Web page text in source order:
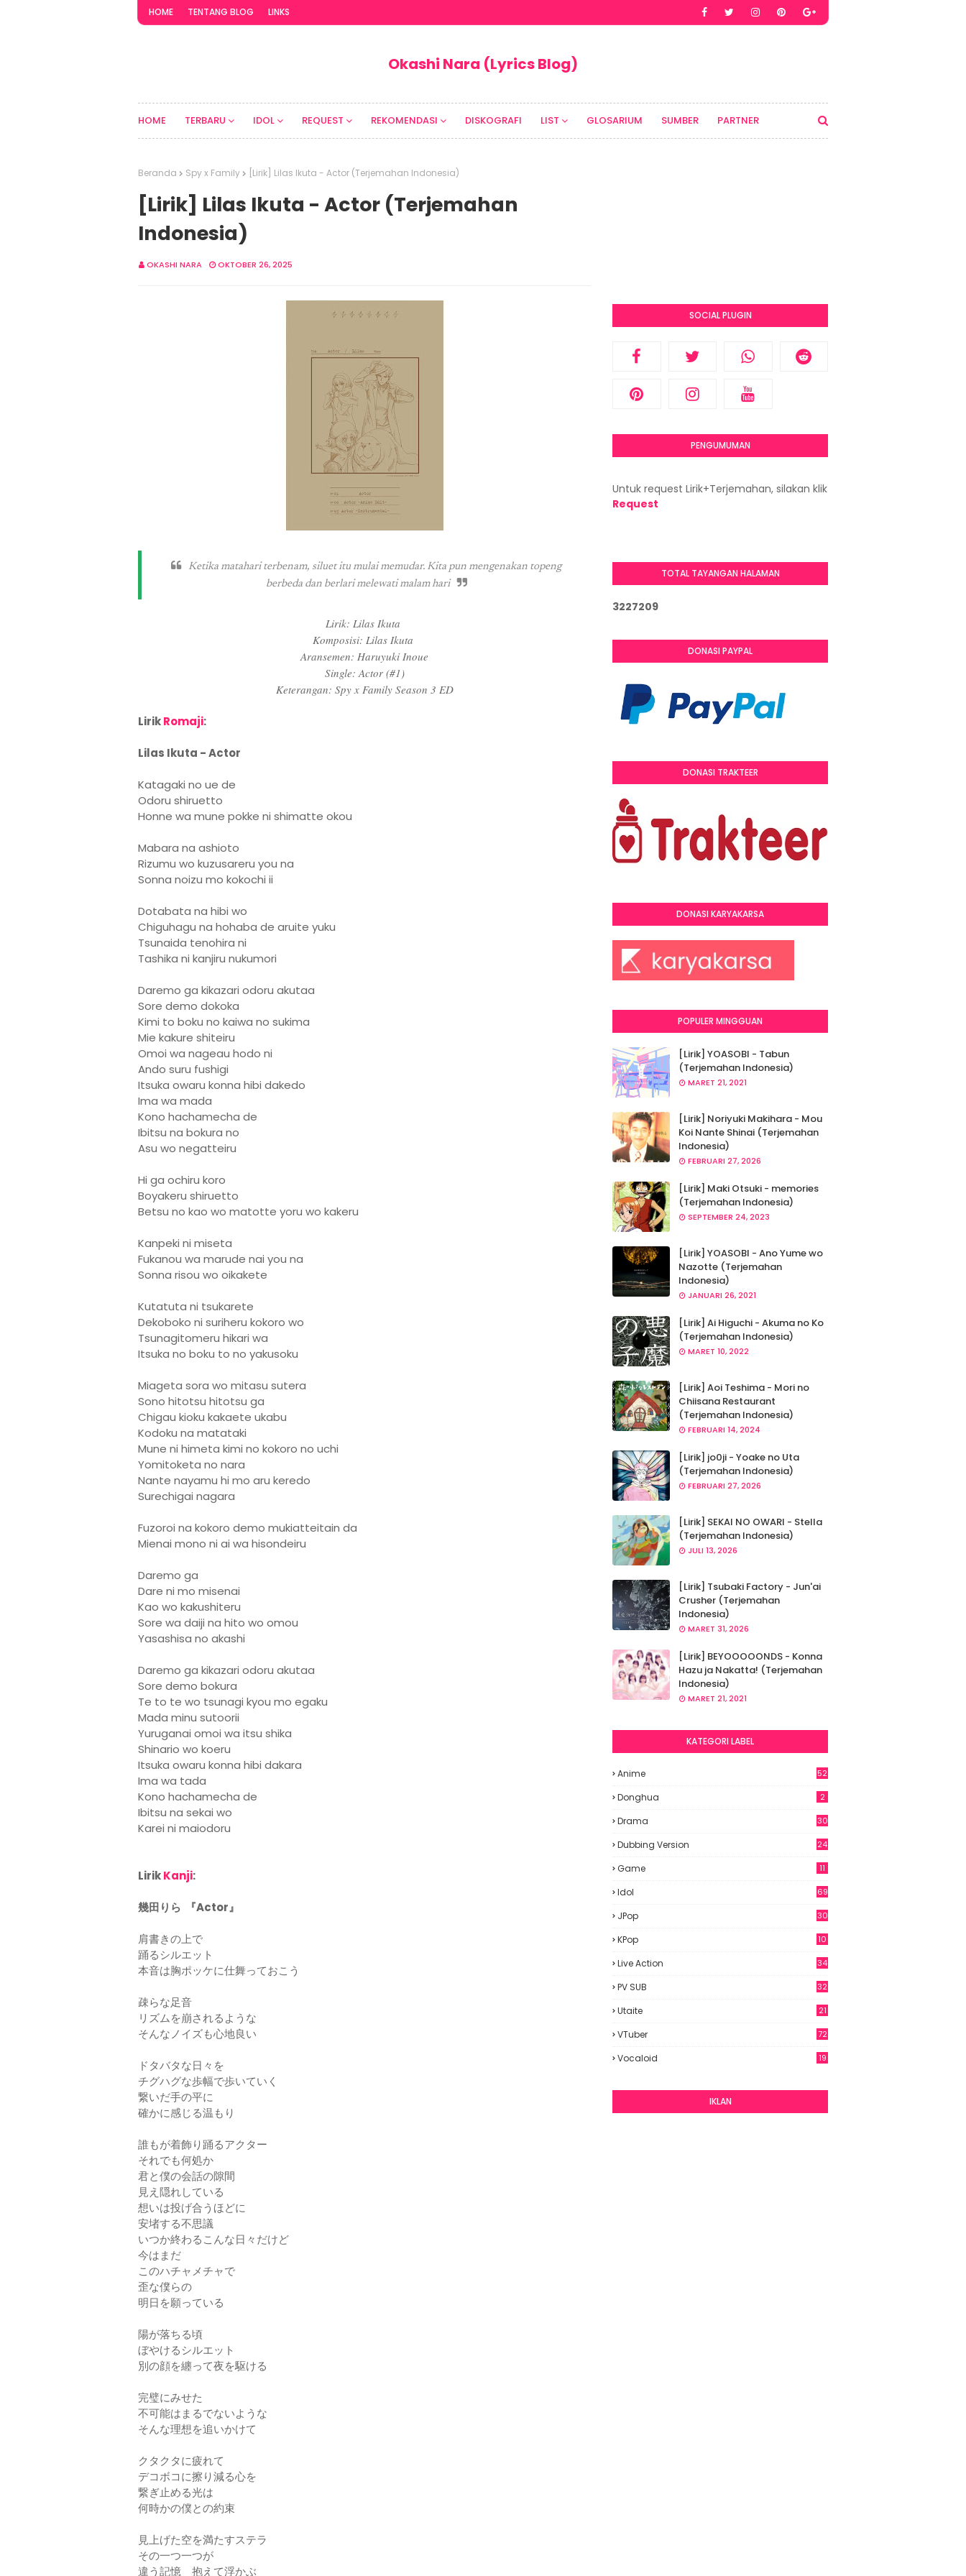
HOME TENTANG BLOG LINKS
Okashi Nara (Lyrics Blog)
HOME TERBARU IDOL REQUEST REKOMENDASI DISKOGRAFI LIST GLOSARIUM SUMBER PARTNER
Beranda Spy x Family [Lirik] Lilas Ikuta - Actor (Terjemahan Indonesia)
[Lirik] Lilas Ikuta - Actor (Terjemahan
Indonesia)
OKASHI NARA OKTOBER 26, 2025
Ketika matahari terbenam, siluet itu mulai memudar. Kita pun mengenakan topeng
berbeda dan berlari melewati malam hari
Lirik: Lilas Ikuta
Komposisi: Lilas Ikuta
Aransemen: Haruyuki Inoue
Single: Actor (#1)
Keterangan: Spy x Family Season 3 ED
LirikRomaji:
Lilas Ikuta - Actor
Katagaki no ue de
Odoru shiruetto
Honne wa mune pokke ni shimatte okou
Mabara na ashioto
Rizumu wo kuzusareru you na
Sonna noizu mo kokochi ii
Dotabata na hibi wo
Chiguhagu na hohaba de aruite yuku
Tsunaida tenohira ni
Tashika ni kanjiru nukumori
Daremo ga kikazari odoru akutaa
Sore demo dokoka
Kimi to boku no kaiwa no sukima
Mie kakure shiteiru
Omoi wa nageau hodo ni
Ando suru fushigi
Itsuka owaru konna hibi dakedo
Ima wa mada
Kono hachamecha de
Ibitsu na bokura no
Asu wo negatteiru
Hi ga ochiru koro
Boyakeru shiruetto
Betsu no kao wo matotte yoru wo kakeru
Kanpeki ni miseta
Fukanou wa marude nai you na
Sonna risou wo oikakete
Kutatuta ni tsukarete
Dekoboko ni suriheru kokoro wo
Tsunagitomeru hikari wa
Itsuka no boku to no yakusoku
Miageta sora wo mitasu sutera
Sono hitotsu hitotsu ga
Chigau kioku kakaete ukabu
Kodoku na matataki
Mune ni himeta kimi no kokoro no uchi
Yomitoketa no nara
Nante nayamu hi mo aru keredo
Surechigai nagara
Fuzoroi na kokoro demo mukiatteitain da
Mienai mono ni ai wa hisondeiru
Daremo ga
Dare ni mo misenai
Kao wo kakushiteru
Sore wa daiji na hito wo omou
Yasashisa no akashi
Daremo ga kikazari odoru akutaa
Sore demo bokura
Te to te wo tsunagi kyou mo egaku
Mada minu sutoorii
Yuruganai omoi wa itsu shika
Shinario wo koeru
Itsuka owaru konna hibi dakara
Ima wa tada
Kono hachamecha de
Ibitsu na sekai wo
Karei ni maiodoru
LirikKanji:
幾田りら 『Actor』
肩書きの上で
踊るシルエット
本音は胸ポッケに仕舞っておこう
疎らな足音
リズムを崩されるような
そんなノイズも心地良い
ドタバタな日々を
チグハグな歩幅で歩いていく
繋いだ手の平に
確かに感じる温もり
誰もが着飾り踊るアクター
それでも何処か
君と僕の会話の隙間
見え隠れしている
想いは投げ合うほどに
安堵する不思議
いつか終わるこんな日々だけど
今はまだ
このハチャメチャで
歪な僕らの
明日を願っている
陽が落ちる頃
ぼやけるシルエット
別の顔を纏って夜を駆ける
完璧にみせた
不可能はまるでないような
そんな理想を追いかけて
クタクタに疲れて
デコボコに擦り減る心を
繋ぎ止める光は
何時かの僕との約束
見上げた空を満たすステラ
その一つ一つが
違う記憶 抱えて浮かぶ
SOCIAL PLUGIN
PENGUMUMAN
Untuk request Lirik+Terjemahan, silakan klik
Request
TOTAL TAYANGAN HALAMAN
3227209
DONASI PAYPAL
DONASI TRAKTEER
DONASI KARYAKARSA
POPULER MINGGUAN
[Lirik] YOASOBI - Tabun
(Terjemahan Indonesia)
MARET 21, 2021
[Lirik] Noriyuki Makihara - Mou
Koi Nante Shinai (Terjemahan
Indonesia)
FEBRUARI 27, 2026
[Lirik] Maki Otsuki - memories
(Terjemahan Indonesia)
SEPTEMBER 24, 2023
[Lirik] YOASOBI - Ano Yume wo
Nazotte (Terjemahan
Indonesia)
JANUARI 26, 2021
[Lirik] Ai Higuchi - Akuma no Ko
(Terjemahan Indonesia)
MARET 10, 2022
[Lirik] Aoi Teshima - Mori no
Chiisana Restaurant
(Terjemahan Indonesia)
FEBRUARI 14, 2024
[Lirik] jo0ji - Yoake no Uta
(Terjemahan Indonesia)
FEBRUARI 27, 2026
[Lirik] SEKAI NO OWARI - Stella
(Terjemahan Indonesia)
JULI 13, 2026
[Lirik] Tsubaki Factory - Jun'ai
Crusher (Terjemahan
Indonesia)
MARET 31, 2026
[Lirik] BEYOOOOONDS - Konna
Hazu ja Nakatta! (Terjemahan
Indonesia)
MARET 21, 2021
KATEGORI LABEL
Anime
52
Donghua 2
Drama 30
Dubbing Version 24
Game 11
Idol
69
JPop
30
KPop
10
Live Action 34
PV SUB 32
Utaite 21
VTuber 72
Vocaloid 19
IKLAN